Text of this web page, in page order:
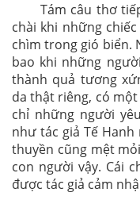
Tám câu thơ tiếp
chài khi những
chìm trong gió biển.
bao khi những
thành quả tương
da thật riêng, có
chỉ những người
như tác giả Tế
thuyền cũng mệt
con người vậy. Cái
được tác giả cảm